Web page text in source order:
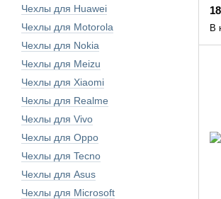
В
Чехлы для Huawei
Чехлы для Motorola
Чехлы для Nokia
Чехлы для Meizu
Чехлы для Xiaomi
Чехлы для Realme
Чехлы для Vivo
Чехлы для Oppo
Чехлы для Tecno
Чехлы для Asus
Чехлы для Microsoft